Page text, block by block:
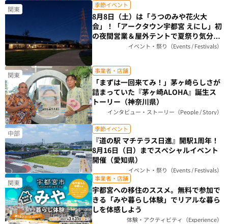
関東 季節イベント
8月8日（土）は「うつのみや花火大
会」！「アークタウン宇都宮 えにし」初
の夜間営業＆屋外テントで夏祭り気分を
楽しもう（栃木県）イベント・祭り（Events / Festivals）
関東 事業者・店舗
「まずは一回来てみ！」茅ヶ崎らしさが
詰まっていた『茅ヶ崎ALOHA』誕生ス
トーリー（神奈川県）
インタビュー・ストーリー（People / Story）
中部 季節イベント
『道の駅 マチテラス日進』開駅1周年！
8月16日（日）までスペシャルイベント
開催（愛知県）
イベント・祭り（Events / Festivals）
関東 事業者・店舗
宇都宮への移住のススメ。無料で参加で
きる「みや暮らし体験」でリアルな暮ら
しを体感しよう
体験・アクティビティ（Experience）